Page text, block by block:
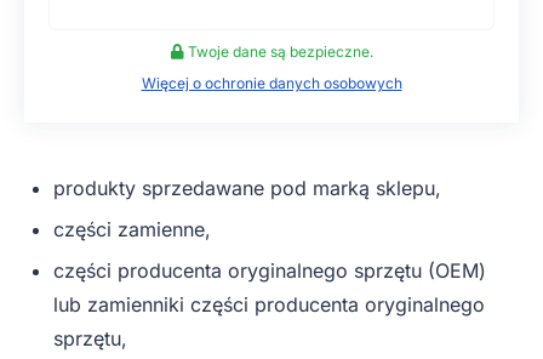
Twoje dane są bezpieczne.
Więcej o ochronie danych osobowych
produkty sprzedawane pod marką sklepu,
części zamienne,
części producenta oryginalnego sprzętu (OEM)
lub zamienniki części producenta oryginalnego
sprzętu,